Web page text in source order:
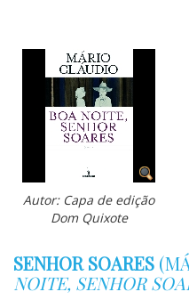
Autor: Capa de edição
Dom Quixote
SENHOR SOARES (
NOITE, SENHOR